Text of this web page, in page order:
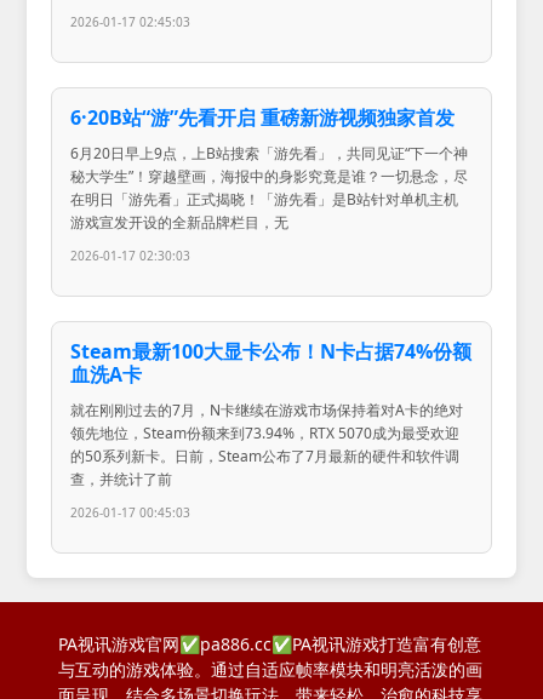
2026-01-17 02:45:03
6·20B站“游”先看开启 重磅新游视频独家首发
6月20日早上9点，上B站搜索「游先看」，共同见证“下一个神
秘大学生”！穿越壁画，海报中的身影究竟是谁？一切悬念，尽
在明日「游先看」正式揭晓！「游先看」是B站针对单机主机
游戏宣发开设的全新品牌栏目，无
2026-01-17 02:30:03
Steam最新100大显卡公布！N卡占据74%份额
血洗A卡
就在刚刚过去的7月，N卡继续在游戏市场保持着对A卡的绝对
领先地位，Steam份额来到73.94%，RTX 5070成为最受欢迎
的50系列新卡。日前，Steam公布了7月最新的硬件和软件调
查，并统计了前
2026-01-17 00:45:03
PA视讯游戏官网✅pa886.cc✅PA视讯游戏打造富有创意
与互动的游戏体验。通过自适应帧率模块和明亮活泼的画